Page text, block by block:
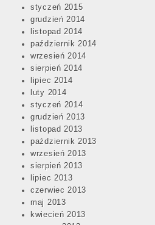
styczeń 2015
grudzień 2014
listopad 2014
październik 2014
wrzesień 2014
sierpień 2014
lipiec 2014
luty 2014
styczeń 2014
grudzień 2013
listopad 2013
październik 2013
wrzesień 2013
sierpień 2013
lipiec 2013
czerwiec 2013
maj 2013
kwiecień 2013